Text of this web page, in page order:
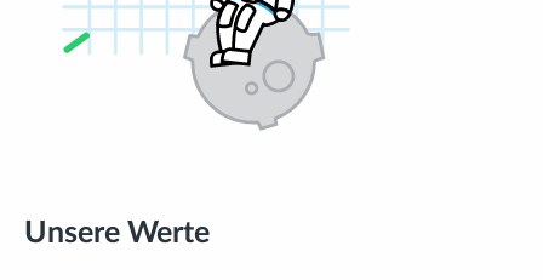
Unsere Werte